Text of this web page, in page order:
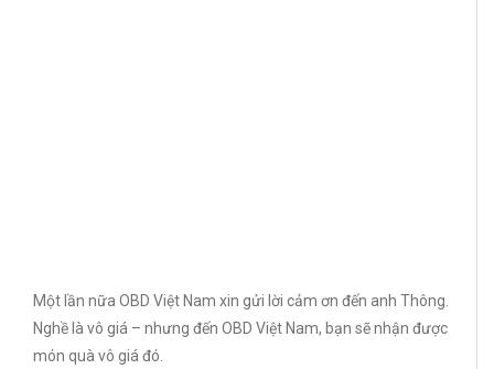
Một lần nữa OBD Việt Nam xin gửi lời cảm ơn đến anh Thông.
Nghề là vô giá – nhưng đến OBD Việt Nam, bạn sẽ nhận được
món quà vô giá đó.